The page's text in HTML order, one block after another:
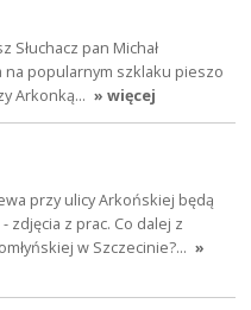
Słuchacz pan Michał
na popularnym szklaku pieszo
Arkonką… » więcej
przy ulicy Arkońskiej będą
zdjęcia z prac. Co dalej z
w Szczecinie?… »